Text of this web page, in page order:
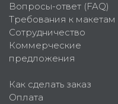
Вопросы-ответ (FAQ)
Требования к макетам
Сотрудничество
Коммерческие
предложения
Как сделать заказ
Оплата